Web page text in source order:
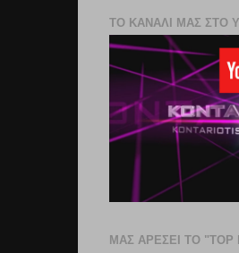
ΤΟ ΚΑΝΑΛΙ ΜΑΣ ΣΤΟ
ΜΑΣ ΑΡΕΣΕΙ ΤΟ "TOP